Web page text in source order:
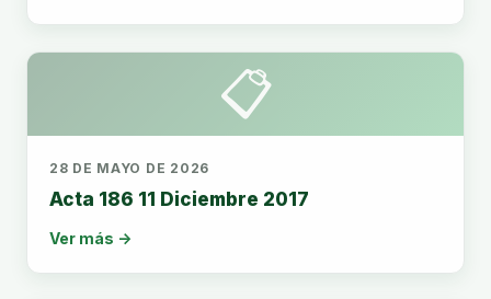
📋
28 DE MAYO DE 2026
Acta 186 11 Diciembre 2017
Ver más →